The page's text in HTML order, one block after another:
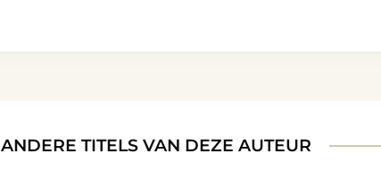
ANDERE TITELS VAN DEZE AUTEUR